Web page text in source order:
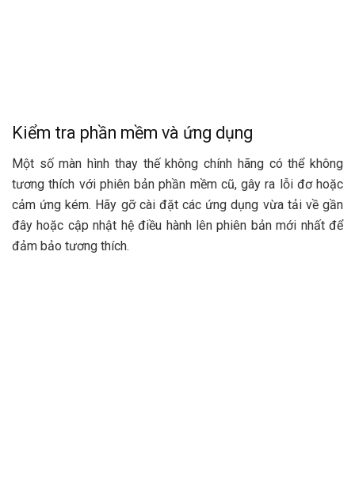
Kiểm tra phần mềm và ứng dụng
Một số màn hình thay thế không chính hãng có thể không
tương thích với phiên bản phần mềm cũ, gây ra lỗi đơ hoặc
cảm ứng kém. Hãy gỡ cài đặt các ứng dụng vừa tải về gần
đây hoặc cập nhật hệ điều hành lên phiên bản mới nhất để
đảm bảo tương thích.